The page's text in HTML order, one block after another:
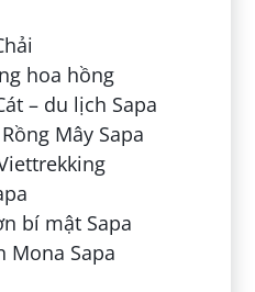
hoa hồng
– du lịch Sapa
Mây Sapa
bí mật Sapa
Mona Sapa